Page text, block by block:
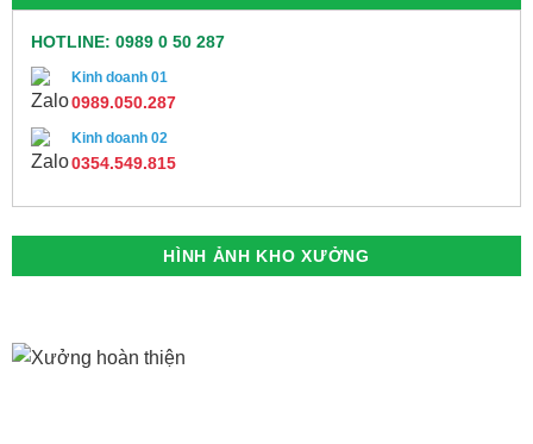
HOTLINE: 0989 0 50 287
Kinh doanh 01
0989.050.287
Kinh doanh 02
0354.549.815
HÌNH ẢNH KHO XƯỞNG